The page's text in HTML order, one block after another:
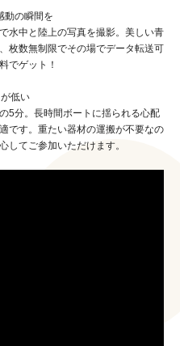
動の瞬間を
水中と陸上の写真を撮影。美しい青
枚数無制限でその場でデータ転送可
でゲット！
低い
5分。長時間ボートに揺られる心配
です。重たい器材の運搬が不要なの
してご参加いただけます。